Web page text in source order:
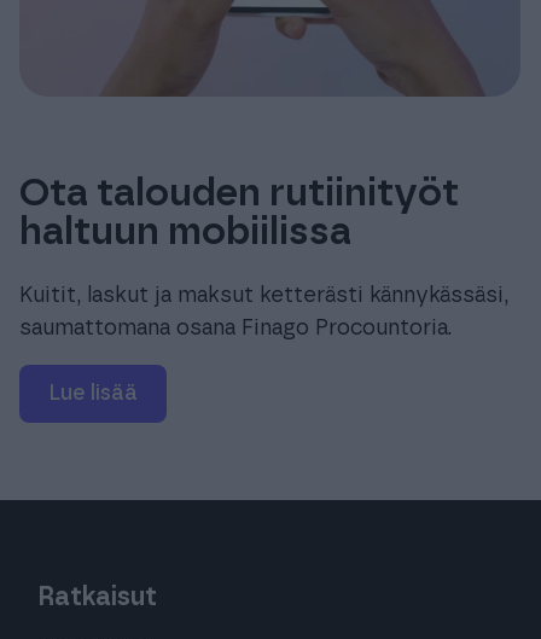
Ota talouden rutiinityöt
haltuun mobiilissa
Kuitit, laskut ja maksut ketterästi kännykässäsi,
saumattomana osana Finago Procountoria.
Lue lisää
Ratkaisut